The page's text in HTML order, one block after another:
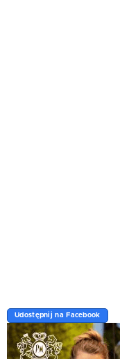
Udostępnij na Facebook